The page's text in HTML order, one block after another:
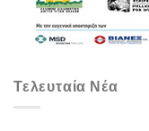
Τελευταία Νέα